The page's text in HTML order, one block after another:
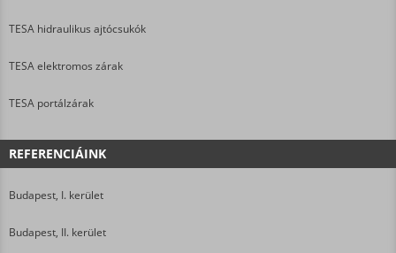
TESA hidraulikus ajtócsukók
TESA elektromos zárak
TESA portálzárak
REFERENCIÁINK
Budapest, I. kerület
Budapest, II. kerület